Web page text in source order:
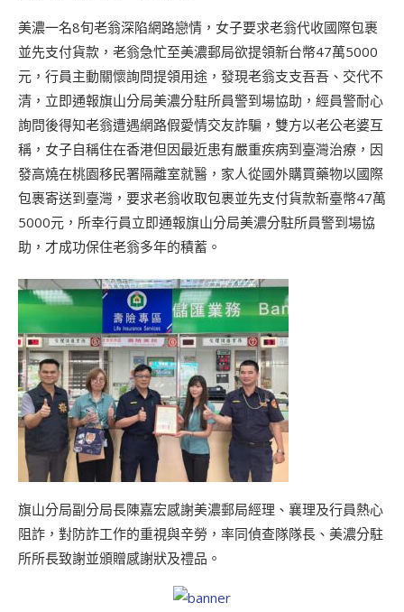
美濃一名8旬老翁深陷網路戀情，女子要求老翁代收國際包裹
並先支付貨款，老翁急忙至美濃郵局欲提領新台幣47萬5000
元，行員主動關懷詢問提領用途，發現老翁支支吾吾、交代不
清，立即通報旗山分局美濃分駐所員警到場協助，經員警耐心
詢問後得知老翁遭遇網路假愛情交友詐騙，雙方以老公老婆互
稱，女子自稱住在香港但因最近患有嚴重疾病到臺灣治療，因
發高燒在桃園移民署隔離室就醫，家人從國外購買藥物以國際
包裹寄送到臺灣，要求老翁收取包裹並先支付貨款新臺幣47萬
5000元，所幸行員立即通報旗山分局美濃分駐所員警到場協
助，才成功保住老翁多年的積蓄。
旗山分局副分局長陳嘉宏感謝美濃郵局經理、襄理及行員熱心
阻詐，對防詐工作的重視與辛勞，率同偵查隊隊長、美濃分駐
所所長致謝並頒贈感謝狀及禮品。